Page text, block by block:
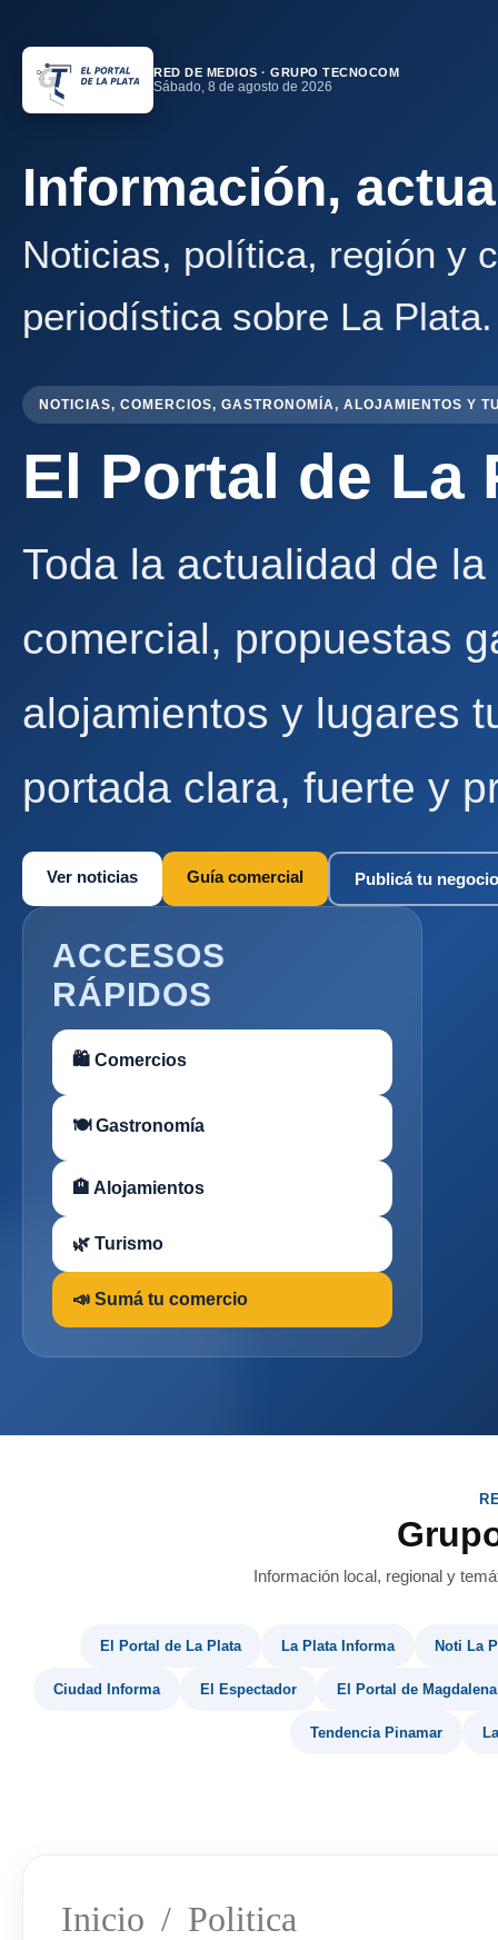
RED DE MEDIOS · GRUPO TECNOCOM
Sábado, 8 de agosto de 2026
Información,
Noticias, política, región y
periodística sobre La Plata.
NOTICIAS, COMERCIOS, GASTRONOMÍA, ALOJAMIENTOS Y
El Portal de La
Toda la actualidad de
comercial, propuestas
alojamientos y lugares
portada clara, fuerte y
Ver noticias Guía comercial Publicá tu negocio
ACCESOS
RÁPIDOS
🛍 Comercios
🍽 Gastronomía
🏨 Alojamientos
🌿 Turismo
📣 Sumá tu comercio
Información local, regional y
El Portal de La Plata La Plata Informa Noti La
Ciudad Informa El Espectador El Portal de Magdalena
Tendencia Pinamar
Inicio / Politica